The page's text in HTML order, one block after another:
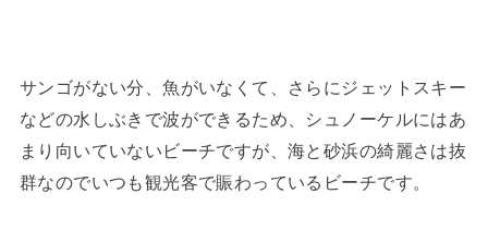
サンゴがない分、魚がいなくて、さらにジェットスキー
などの水しぶきで波ができるため、シュノーケルにはあ
まり向いていないビーチですが、海と砂浜の綺麗さは抜
群なのでいつも観光客で賑わっているビーチです。